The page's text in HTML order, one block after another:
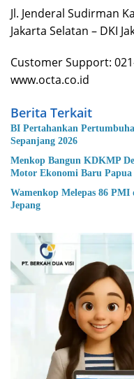
Jl. Jenderal Sudirman
Jakarta Selatan – DKI
Customer Support:
www.octa.co.id
Berita Terkait
BI Pertahankan
Sepanjang 2026
Menkop Bangun KDKMP
Motor Ekonomi Baru Papua
Wamenkop Melepas 86
Jepang